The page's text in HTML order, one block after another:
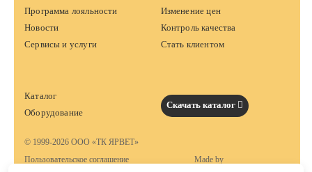
Программа лояльности
Новости
Сервисы и услуги
Изменение цен
Контроль качества
Стать клиентом
Каталог
Оборудование
Скачать каталог
© 1999-2026 ООО «ТК ЯРВЕТ»
Пользовательское соглашение
Made by